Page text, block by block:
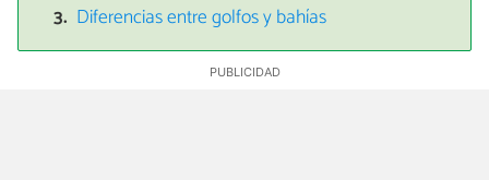
Diferencias entre golfos y bahías